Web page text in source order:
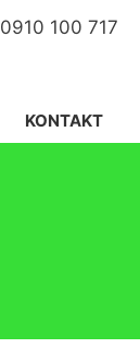
0910 100 717
KONTAKT